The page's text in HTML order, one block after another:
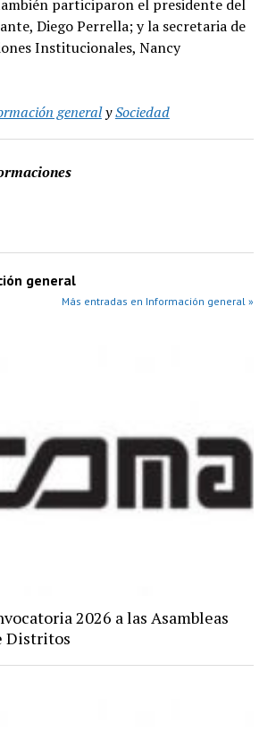
participaron el presidente del
Diego Perrella; y la secretaria de
Institucionales, Nancy
generalySociedad
general
Más entradas en Información general »
2026 a las Asambleas
Distritos